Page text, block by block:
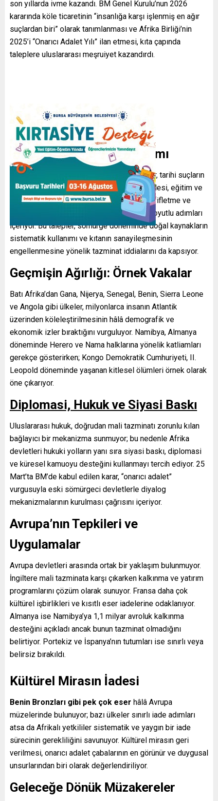
son yıllarda ivme kazandı. BM Genel Kurulu’nun 2026
kararında köle ticaretinin “insanlığa karşı işlenmiş en ağır
suçlardan biri” olarak tanımlanması ve Afrika Birliği’nin
2025’i “Onarıcı Adalet Yılı” ilan etmesi, kıta çapında
taleplere uluslararası meşruiyet kazandırdı.
Talep ve Taleplerin Kapsamı
Afrika ülkelerinin beklentileri
; resmi özür, tarihi suçların
tanınması, yağmalanan kültürel eserlerin iadesi, eğitim ve
kalkınma fonları, teknoloji transferi, borç hafifletme ve
uzun vadeli ekonomik ortaklıklar gibi çok boyutlu adımları
içeriyor. Bu talepler, sömürge döneminde doğal kaynakların
sistematik kullanımı ve kıtanın sanayileşmesinin
engellenmesine yönelik tazminat iddialarını da kapsıyor.
Geçmişin Ağırlığı: Örnek Vakalar
Batı Afrika’dan Gana, Nijerya, Senegal, Benin, Sierra Leone
ve Angola gibi ülkeler, milyonlarca insanın Atlantik
üzerinden köleleştirilmesinin hâlâ demografik ve
ekonomik izler bıraktığını vurguluyor. Namibya, Almanya
döneminde Herero ve Nama halklarına yönelik katliamları
gerekçe gösterirken; Kongo Demokratik Cumhuriyeti, II.
Leopold döneminde yaşanan kitlesel ölümleri örnek olarak
öne çıkarıyor.
Diplomasi, Hukuk ve Siyasi Baskı
Uluslararası hukuk, doğrudan mali tazminatı zorunlu kılan
bağlayıcı bir mekanizma sunmuyor; bu nedenle Afrika
devletleri hukuki yolların yanı sıra siyasi baskı, diplomasi
ve küresel kamuoyu desteğini kullanmayı tercih ediyor. 25
Mart’ta BM’de kabul edilen karar, “onarıcı adalet”
vurgusuyla eski sömürgeci devletlerle diyalog
mekanizmalarının kurulması çağrısını içeriyor.
Avrupa’nın Tepkileri ve
Uygulamalar
Avrupa devletleri arasında ortak bir yaklaşım bulunmuyor.
İngiltere mali tazminata karşı çıkarken kalkınma ve yatırım
programlarını çözüm olarak sunuyor. Fransa daha çok
kültürel işbirlikleri ve kısıtlı eser iadelerine odaklanıyor.
Almanya ise Namibya’ya 1,1 milyar avroluk kalkınma
desteğini açıkladı ancak bunun tazminat olmadığını
belirtiyor. Portekiz ve İspanya’nın tutumları ise sınırlı veya
belirsiz bırakıldı.
Kültürel Mirasın İadesi
Benin Bronzları gibi pek çok eser hâlâ Avrupa
müzelerinde bulunuyor; bazı ülkeler sınırlı iade adımları
atsa da Afrikalı yetkililer sistematik ve yaygın bir iade
sürecinin gerekliliğini savunuyor. Kültürel mirasın geri
verilmesi, onarıcı adalet çabalarının en görünür ve duygusal
unsurlarından biri olarak değerlendiriliyor.
Geleceğe Dönük Müzakereler